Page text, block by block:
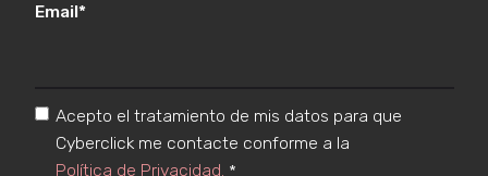
Email*
Acepto el tratamiento de mis datos para que
Cyberclick me contacte conforme a la
Política de Privacidad.